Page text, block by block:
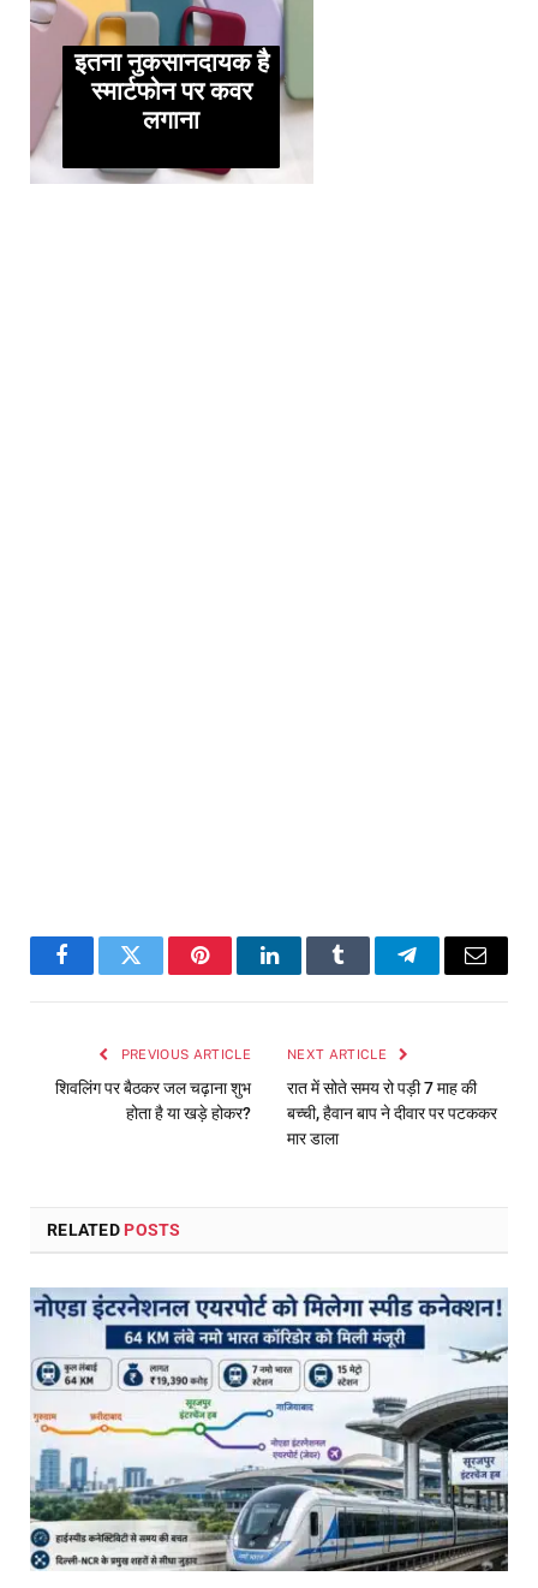
FacebookTwitter PinterestLinkedInTumblr TelegramEmail
PREVIOUS ARTICLE
शिवलिंग पर बैठकर जल चढ़ाना शुभ
होता है या खड़े होकर?
NEXT ARTICLE
रात में सोते समय रो पड़ी 7 माह की
बच्ची, हैवान बाप ने दीवार पर पटककर
मार डाला
RELATED POSTS